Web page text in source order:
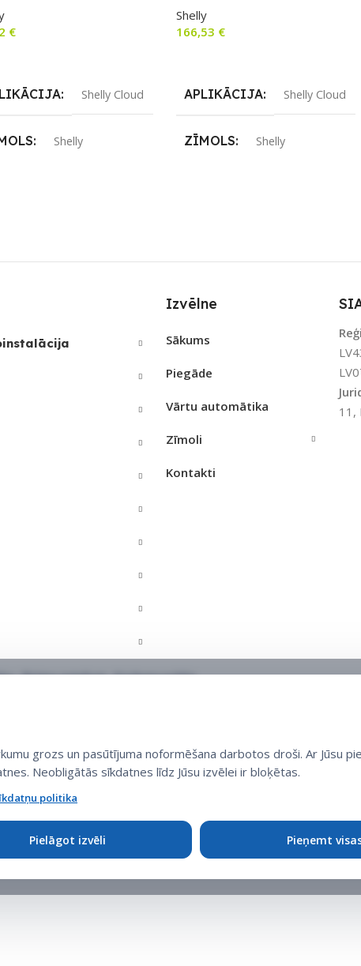
€
Shelly Cloud
Shelly
panelis (balts)
Shelly
166,53 €
APLIKĀCIJA Shelly Cloud
ZĪMOLS Shelly
SKAITS
Izvēlne
Sākums
Piegāde
Vārtu automātika
Zīmoli
Kontakti
11,
grozs un pasūtījuma noformēšana darbotos droši. Ar Jūsu
Neobligātās sīkdatnes līdz Jūsu izvēlei ir bloķētas.
politika
Pielāgot izvēli Pieņemt
• Sīkdatņu iestatījumi •Privātuma politika